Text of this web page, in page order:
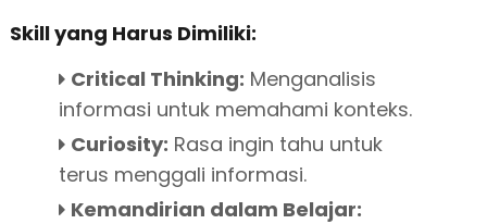
Skill yang Harus Dimiliki:
Critical Thinking: Menganalisis
informasi untuk memahami konteks.
Curiosity: Rasa ingin tahu untuk
terus menggali informasi.
Kemandirian dalam Belajar: